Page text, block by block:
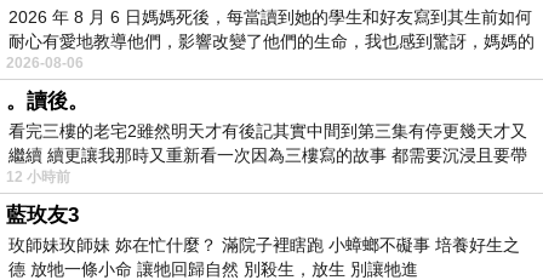
《日清》合味道香辣海鮮杯麵 (75g)
合味道1971年9月18日問世，為世界上第一款杯麵，合味
道在世界各地都非常暢銷，是一款口味與時代一起進步的
一款食品，在香港最為Hito，也陪香港人度過無數個颱風
天、考試與寂寞的日子。
2026 年 8 月 6 日媽媽死後，每當讀到她的學生和好友寫到其生前如何
耐心有愛地教導他們，影響改變了他們的生命，我也感到驚訝，媽媽的
2026-08-06
。讀後。
看完三樓的老宅2雖然明天才有後記其實中間到第三集有停更幾天才又
繼續 續更讓我那時又重新看一次因為三樓寫的故事 都需要沉浸且要帶
有
12 小時前
藍玫友3
玫師妹玫師妹 妳在忙什麼？ 滿院子裡瞎跑 小蟑螂不礙事 培養好生之
德 放牠一條小命 讓牠回歸自然 別殺生，放生 別讓牠進